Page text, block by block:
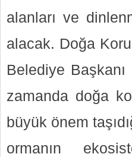
alanları ve
alacak. Doğa
Belediye
zamanda doğa
büyük önem
ormanın